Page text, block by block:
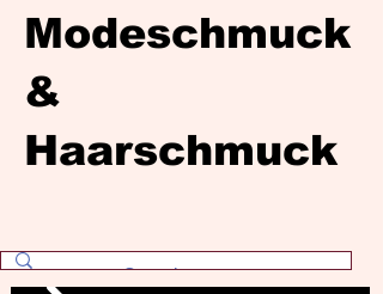
Modeschmuck
&
Haarschmuck